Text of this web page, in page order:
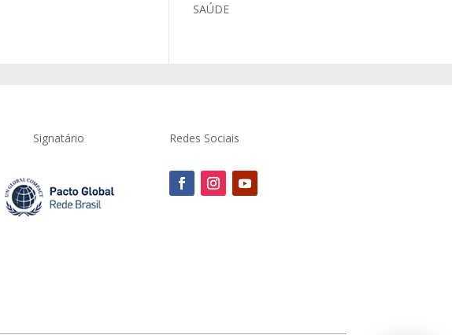
SAÚDE
Signatário Redes Sociais